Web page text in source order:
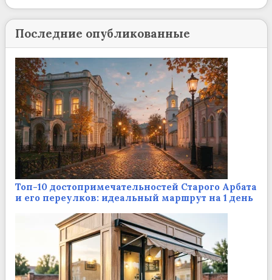
Последние опубликованные
Топ-10 достопримечательностей Старого Арбата
и его переулков: идеальный маршрут на 1 день